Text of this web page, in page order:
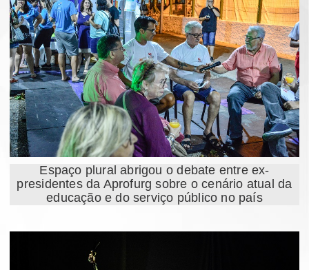
Espaço plural abrigou o debate entre ex-
presidentes da Aprofurg sobre o cenário atual da
educação e do serviço público no país